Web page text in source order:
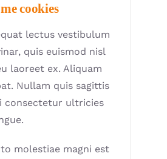
cookies
lectus vestibulum
quis euismod nisl
laoreet ex. Aliquam
Nullam quis sagittis
consectetur ultricies
molestiae magni est